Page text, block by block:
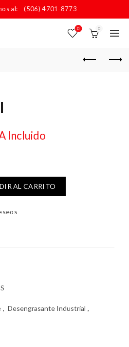
al: (506) 4701-8773
0 0
Incluido
AL CARRITO
, Desengrasante Industrial ,